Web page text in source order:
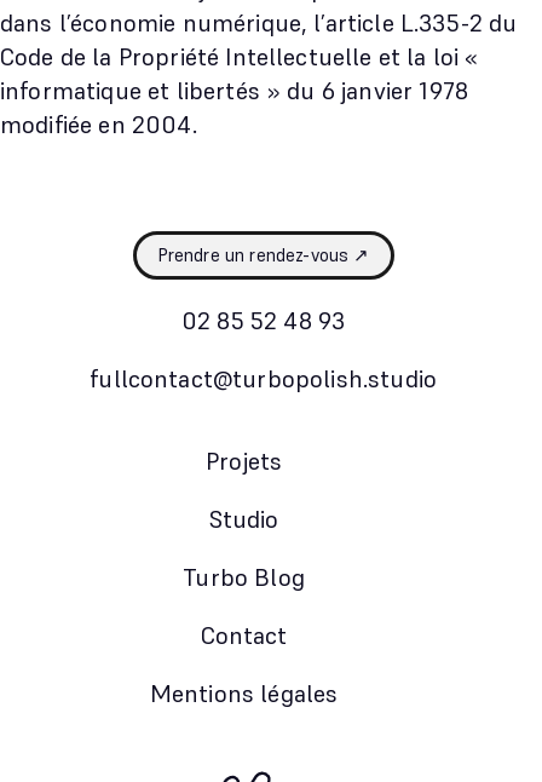
dans l’économie numérique, l’article L.335-2 du
Code de la Propriété Intellectuelle et la loi «
informatique et libertés » du 6 janvier 1978
modifiée en 2004.
Prendre un rendez-vous ↗
02 85 52 48 93
fullcontact@turbopolish.studio
Projets
Studio
Turbo Blog
Contact
Mentions légales